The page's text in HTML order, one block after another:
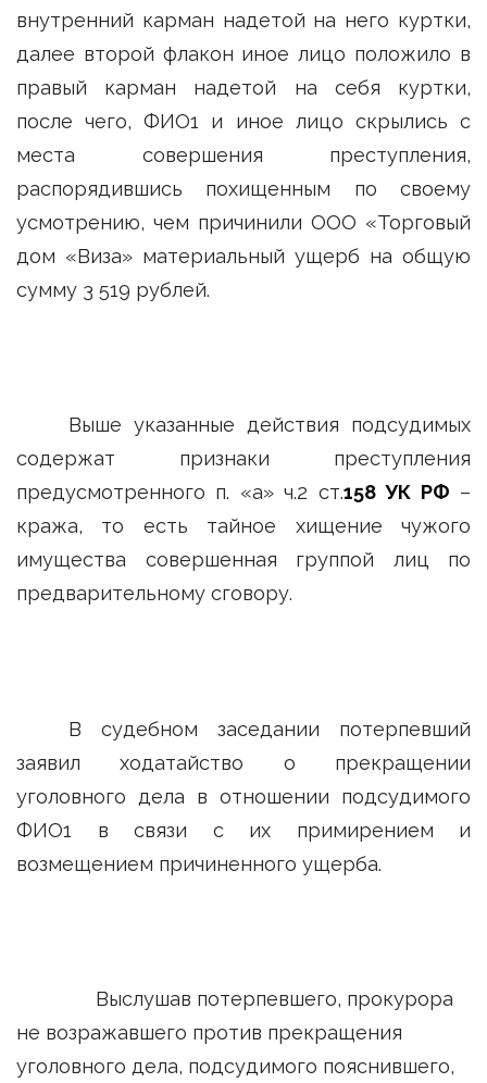
внутренний карман надетой на него куртки,
далее второй флакон иное лицо положило в
правый карман надетой на себя куртки,
после чего, ФИО1 и иное лицо скрылись с
места совершения преступления,
распорядившись похищенным по своему
усмотрению, чем причинили ООО «Торговый
дом «Виза» материальный ущерб на общую
сумму 3 519 рублей.
Выше указанные действия подсудимых
содержат признаки преступления
предусмотренного п. «а» ч.2 ст.158 УК РФ –
кража, то есть тайное хищение чужого
имущества совершенная группой лиц по
предварительному сговору.
В судебном заседании потерпевший
заявил ходатайство о прекращении
уголовного дела в отношении подсудимого
ФИО1 в связи с их примирением и
возмещением причиненного ущерба.
Выслушав потерпевшего, прокурора
не возражавшего против прекращения
уголовного дела, подсудимого пояснившего,